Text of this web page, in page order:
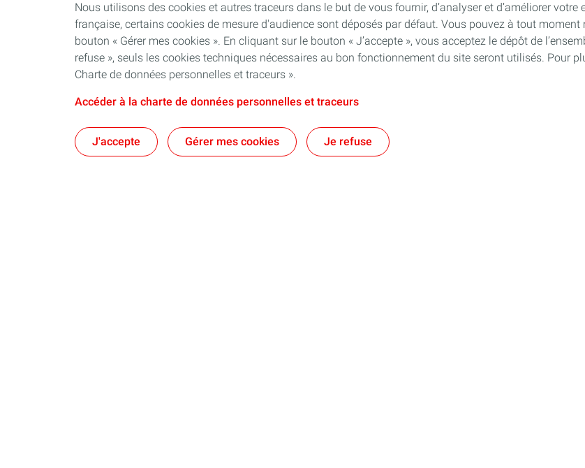
Nous utilisons des cookies et autres traceurs dans le but de vous fournir, d’analyser et d’améliorer
française, certains cookies de mesure d'audience sont déposés par défaut. Vous pouvez à tout
bouton « Gérer mes cookies ». En cliquant sur le bouton « J’accepte », vous acceptez le dépôt de
refuse », seuls les cookies techniques nécessaires au bon fonctionnement du site seront utilisés. Pour
Charte de données personnelles et traceurs ».
Accéder à la charte de données personnelles et traceurs
J'accepte Gérer mes cookies Je refuse